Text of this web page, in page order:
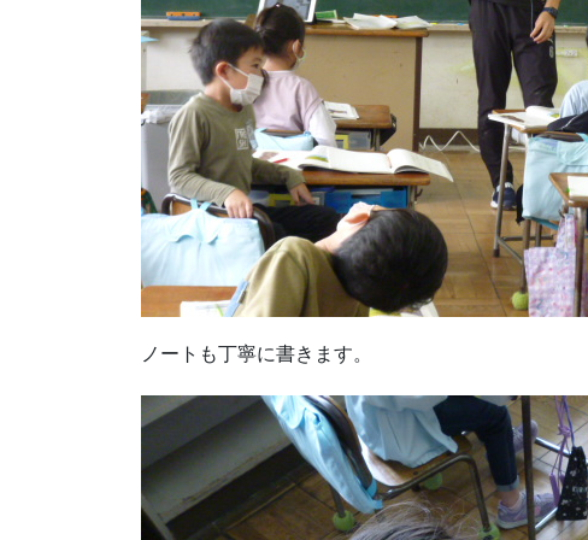
ノートも丁寧に書きます。